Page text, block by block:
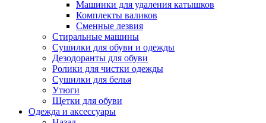
Машинки для удаления катышков
Комплекты валиков
Сменные лезвия
Стиральные машины
Сушилки для обуви и одежды
Дезодоранты для обуви
Ролики для чистки одежды
Сушилки для белья
Утюги
Щетки для обуви
Одежда и аксессуары